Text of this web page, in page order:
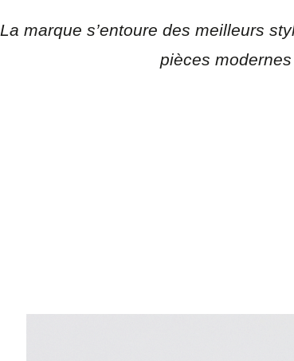
La marque s’entoure des meilleurs
pièces